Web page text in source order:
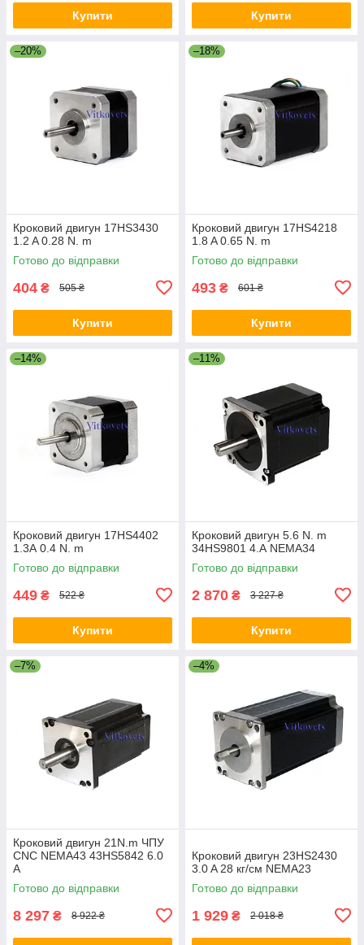
Купити Купити
–20%
Кроковий двигун 17HS3430
1.2 A 0.28 N. m
Готово до відправки
404 ₴ 505 ₴
Купити
–18%
Кроковий двигун 17HS4218
1.8 A 0.65 N. m
Готово до відправки
493 ₴ 601 ₴
Купити
–14%
Кроковий двигун 17HS4402
1.3А 0.4 N. m
Готово до відправки
449 ₴ 522 ₴
Купити
–11%
Кроковий двигун 5.6 N. m
34HS9801 4.А NEMA34
Готово до відправки
2 870 ₴ 3 227 ₴
Купити
–7%
Кроковий двигун 21N.m ЧПУ
CNC NEMA43 43HS5842 6.0
А
Готово до відправки
8 297 ₴ 8 922 ₴
–4%
Кроковий двигун 23HS2430
3.0 A 28 кг/см NEMA23
Готово до відправки
1 929 ₴ 2 018 ₴